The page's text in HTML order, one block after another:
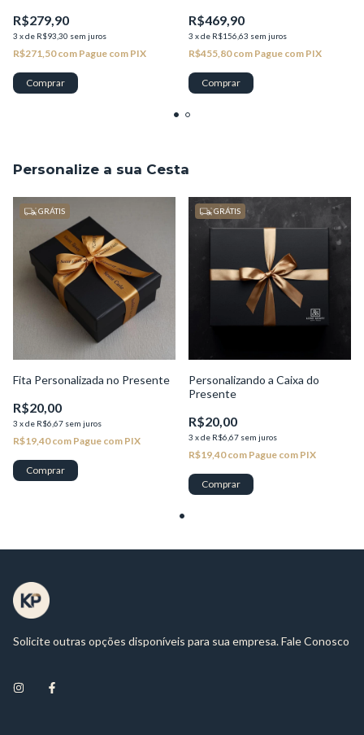
R$279,90
3 xde R$93,30 sem juros
R$271,50com Pague com PIX
R$469,90
3 xde R$156,63 sem juros
R$455,80com Pague com PIX
Personalize a sua Cesta
GRÁTIS
Fita Personalizada no Presente
R$20,00
3 xde R$6,67 sem juros
R$19,40com Pague com PIX
Comprar
GRÁTIS
Personalizando a Caixa do
Presente
R$20,00
3 xde R$6,67 sem juros
R$19,40com Pague com PIX
Comprar
Solicite outras opções disponíveis para sua empresa. Fale Conosco